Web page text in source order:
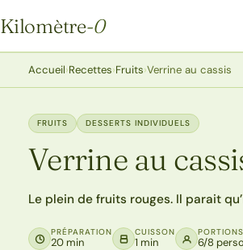
Kilomètre-0
Kilomètre-0
Accueil›Recettes›Fruits›Verrine au cassis
FRUITS DESSERTS INDIVIDUELS
Verrine au
Le plein de fruits rouges. Il parait
PRÉPARATION
20 min
CUISSON
1 min
PORTIONS
6/8